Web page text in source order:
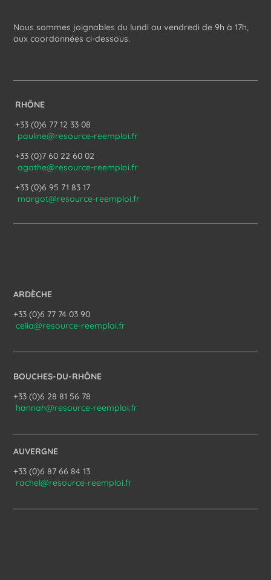
Nous sommes joignables du lundi au vendredi de 9h à 17h,
aux coordonnées ci-dessous.
RHÔNE
+33 (0)6 77 12 33 08
pauline@resource-reemploi.fr
+33 (0)7 60 22 60 02
agathe@resource-reemploi.fr
+33 (0)6 95 71 83 17
margot@resource-reemploi.fr
ARDÈCHE
+33 (0)6 77 74 03 90
celia@resource-reemploi.fr
BOUCHES-DU-RHÔNE
+33 (0)6 28 81 56 78
hannah@resource-reemploi.fr
AUVERGNE
+33 (0)6 87 66 84 13
rachel@resource-reemploi.fr